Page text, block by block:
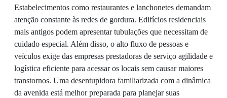
Estabelecimentos como restaurantes e lanchonetes demandam
atenção constante às redes de gordura. Edifícios residenciais
mais antigos podem apresentar tubulações que necessitam de
cuidado especial. Além disso, o alto fluxo de pessoas e
veículos exige das empresas prestadoras de serviço agilidade e
logística eficiente para acessar os locais sem causar maiores
transtornos. Uma desentupidora familiarizada com a dinâmica
da avenida está melhor preparada para planejar suas